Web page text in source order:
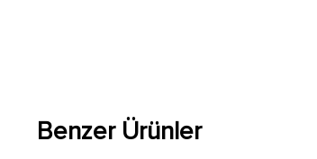
Benzer Ürünler